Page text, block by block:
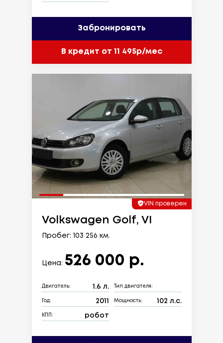
Забронировать
В кредит от 11 495р/мес
VIN проверен
Volkswagen Golf, VI
Пробег: 103 256 км.
Цена: 526 000 р.
Двигатель: 1.6 л. Тип двигателя:
Год: 2011 Мощность: 102 л.с.
КПП: робот